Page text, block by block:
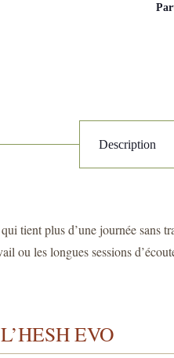
Description
tient plus d’une journée
ou les longues sessions
EVO